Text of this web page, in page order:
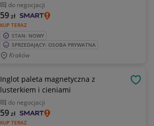
do negocjacji
KUP TERAZ
59zł
STAN: NOWY
SPRZEDAJĄCY: OSOBA PRYWATNA
Kraków
Inglot paleta magnetyczna z
lusterkiem i cieniami
do negocjacji
KUP TERAZ
59zł